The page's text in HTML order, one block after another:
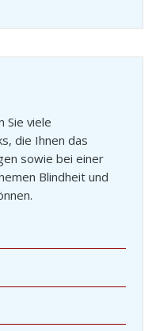
Sie viele
die Ihnen das
sowie bei einer
Blindheit und